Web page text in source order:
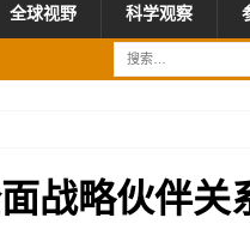
全球视野 科学观察
战略伙伴关